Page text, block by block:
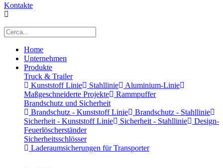
Kontakte
Home
Unternehmen
Produkte
Truck & Trailer
Kunststoff Linie
Stahllinie
Aluminium-Linie
Maßgeschneiderte Projekte
Rammpuffer
Brandschutz und Sicherheit
Brandschutz - Kunststoff Linie
Brandschutz - Stahllinie
Sicherheit - Kunststoff Linie
Sicherheit - Stahllinie
Design-
Feuerlöscherständer
Sicherheitsschlösser
Laderaumsicherungen für Transporter